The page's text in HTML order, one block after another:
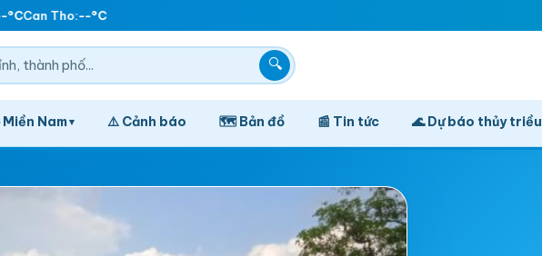
Can Tho:--°C
🔍
Nam▾ ⚠️ Cảnh báo 🗺️ Bản đồ 📰 Tin tức 🌊 Dự báo thủy triều